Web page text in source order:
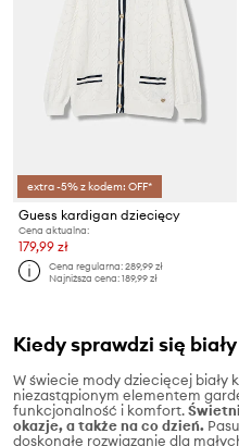
extra -5% z kodem: OFF*
Guess kardigan dziecięcy
Cena aktualna:
179,99 zł
Cena regularna:289,99 zł
Najniższa cena:189,99 zł
Kiedy sprawdzi się
W świecie mody dziecięcej biały
niezastąpionym elementem
funkcjonalność i komfort.
okazje, a także na co dzień.
doskonałe rozwiązanie dla